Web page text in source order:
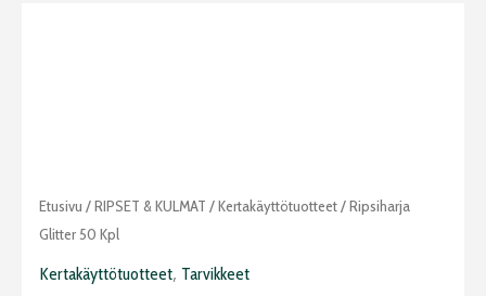
Etusivu /RIPSET & KULMAT /Kertakäyttötuotteet/ Ripsiharja
Glitter 50 Kpl
Kertakäyttötuotteet, Tarvikkeet
Ripsiharja
glitter